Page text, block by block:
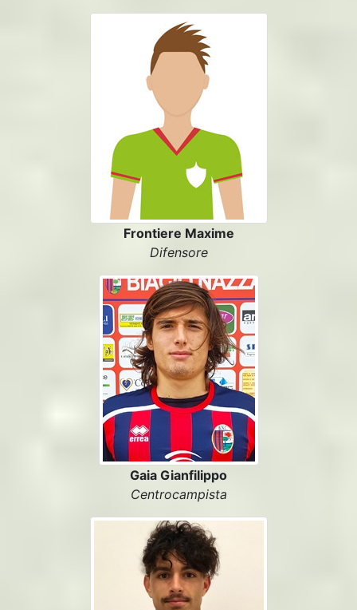
Frontiere Maxime
Difensore
Gaia Gianfilippo
Centrocampista